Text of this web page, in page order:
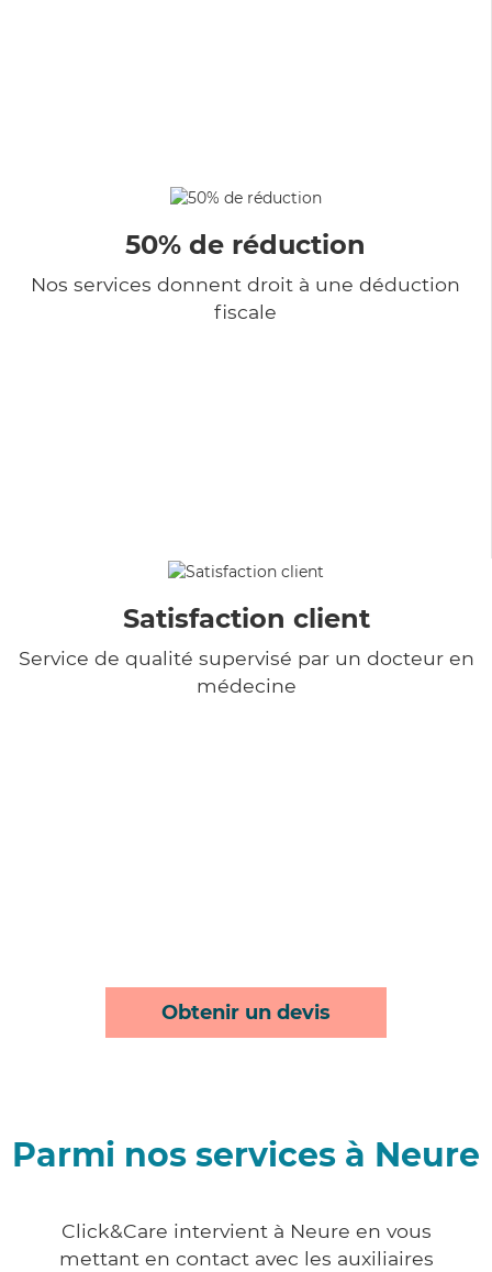
50% de réduction
Nos services donnent droit à une déduction
fiscale
Satisfaction client
Service de qualité supervisé par un docteur en
médecine
Obtenir un devis
Parmi nos services à Neure
Click&Care intervient à Neure en vous
mettant en contact avec les auxiliaires